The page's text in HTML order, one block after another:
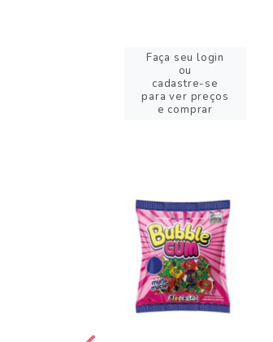
Faça seu login
ou
cadastre-se
para ver preços
e comprar